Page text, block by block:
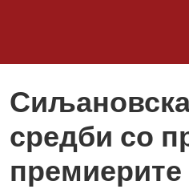
средби со
премиерите